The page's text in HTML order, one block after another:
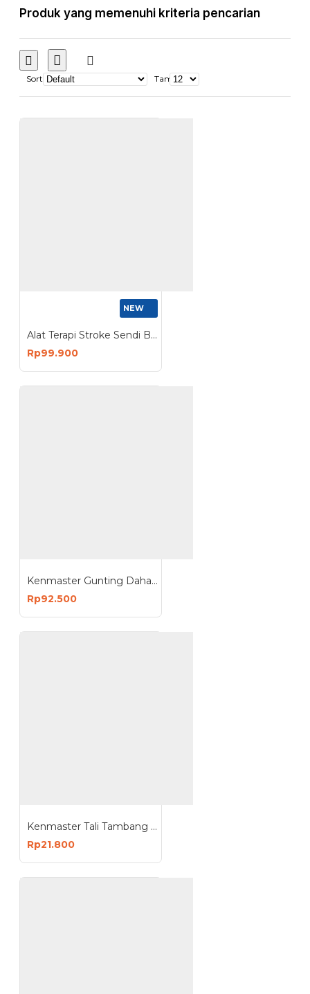
Produk yang memenuhi kriteria pencarian
Sort Tampilkan:
NEW
Alat Terapi Stroke Sendi Bahu Tali Latihan Katrol Fisioterapi
Rp99.900
Kenmaster Gunting Dahan Tali Gergaji Ranting Pohon Tinggi
Rp92.500
Kenmaster Tali Tambang Plastik 5mm x 20 Meter
Rp21.800